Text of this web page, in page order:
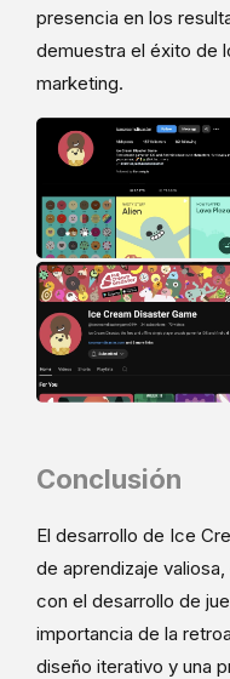
presencia en los
demuestra el éxito de
marketing.
Conclusión
El desarrollo de Ice
de aprendizaje
con el desarrollo de
importancia de la
diseño iterativo y una